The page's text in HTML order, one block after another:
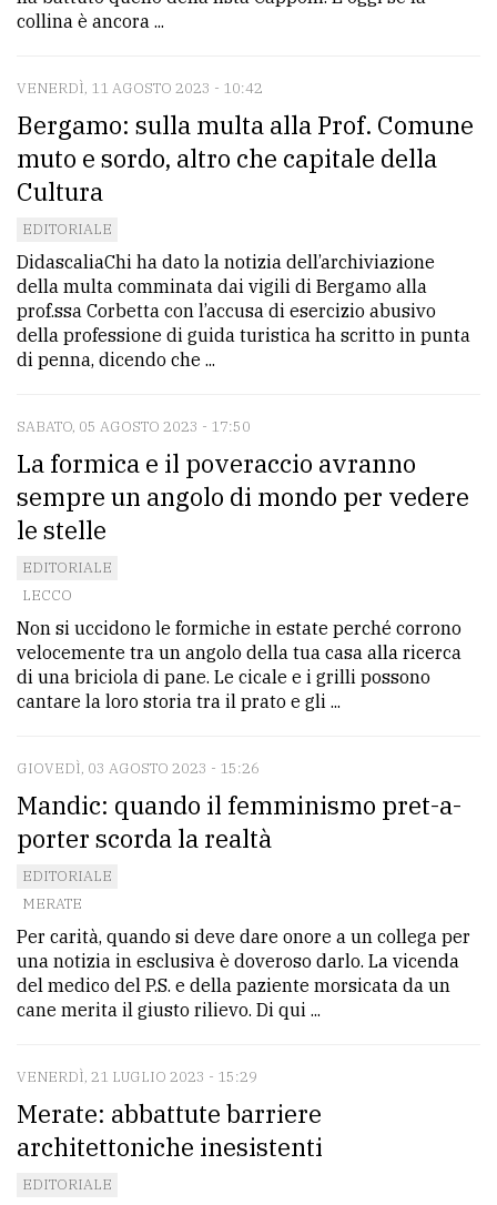
collina è ancora ...
VENERDÌ, 11 AGOSTO 2023 - 10:42
Bergamo: sulla multa alla Prof. Comune
muto e sordo, altro che capitale della
Cultura
EDITORIALE
DidascaliaChi ha dato la notizia dell’archiviazione
della multa comminata dai vigili di Bergamo alla
prof.ssa Corbetta con l’accusa di esercizio abusivo
della professione di guida turistica ha scritto in punta
di penna, dicendo che ...
SABATO, 05 AGOSTO 2023 - 17:50
La formica e il poveraccio avranno
sempre un angolo di mondo per vedere
le stelle
EDITORIALE
LECCO
Non si uccidono le formiche in estate perché corrono
velocemente tra un angolo della tua casa alla ricerca
di una briciola di pane. Le cicale e i grilli possono
cantare la loro storia tra il prato e gli ...
GIOVEDÌ, 03 AGOSTO 2023 - 15:26
Mandic: quando il femminismo pret-a-
porter scorda la realtà
EDITORIALE
MERATE
Per carità, quando si deve dare onore a un collega per
una notizia in esclusiva è doveroso darlo. La vicenda
del medico del P.S. e della paziente morsicata da un
cane merita il giusto rilievo. Di qui ...
VENERDÌ, 21 LUGLIO 2023 - 15:29
Merate: abbattute barriere
architettoniche inesistenti
EDITORIALE